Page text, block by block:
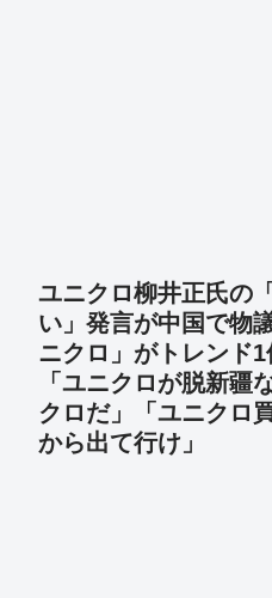
ユニクロ柳井正氏の
い」発言が中国で物
ニクロ」がトレン
「ユニクロが脱新疆
クロだ」「ユニクロ
から出て行け」